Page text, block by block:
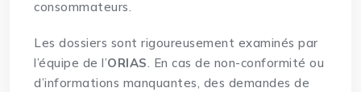
consommateurs.
Les dossiers sont rigoureusement examinés par
l’équipe de l’ORIAS. En cas de non-conformité ou
d’informations manquantes, des demandes de